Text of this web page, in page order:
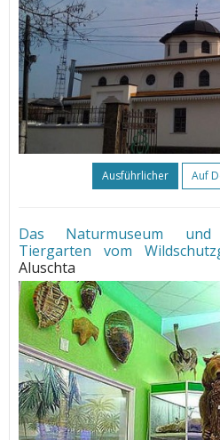
Ausführlicher Auf
Das Naturmuseum und
Tiergarten vom
Aluschta